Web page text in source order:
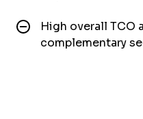
High overall TCO
complementary